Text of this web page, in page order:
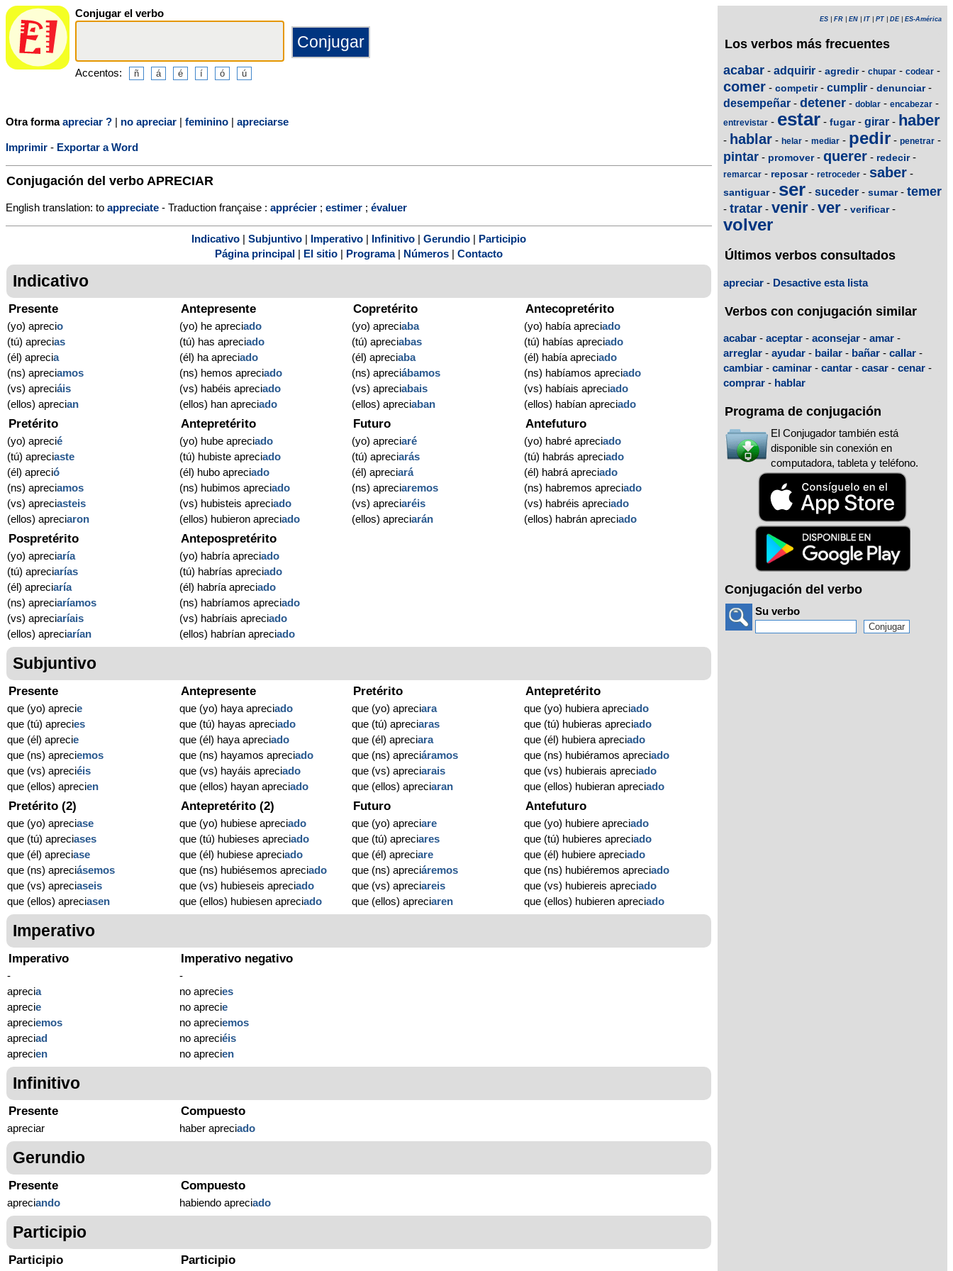
Conjugar el verbo
Accentos:
Otra formaapreciar ? | no apreciar | feminino | apreciarse
Imprimir - Exportar a Word
Conjugación del verbo APRECIAR
English translation: to appreciate - Traduction française : apprécier ; estimer ; évaluer
Indicativo Subjuntivo Imperativo Infinitivo Gerundio
Participio
Página principal
El sitio Programa| Números Contacto
Indicativo
Presente
(yo) aprecio
(tú) aprecias
(él) aprecia
(ns) apreciamos
(vs) apreciáis
(ellos) aprecian
Antepresente
(yo) he apreciado
(tú) has apreciado
(él) ha apreciado
(ns) hemos apreciado
(vs) habéis apreciado
(ellos) han apreciado
Copretérito
(yo) apreciaba
(tú) apreciabas
(él) apreciaba
(ns) apreciábamos
(vs) apreciabais
(ellos) apreciaban
Antecopretérito
(yo) había apreciado
(tú) habías apreciado
(él) había apreciado
(ns) habíamos apreciado
(vs) habíais apreciado
(ellos) habían apreciado
Pretérito
(yo) aprecié
(tú) apreciaste
(él) apreció
(ns) apreciamos
(vs) apreciasteis
(ellos) apreciaron
Antepretérito
(yo) hube apreciado
(tú) hubiste apreciado
(él) hubo apreciado
(ns) hubimos apreciado
(vs) hubisteis apreciado
(ellos) hubieron apreciado
Futuro
(yo) apreciaré
(tú) apreciarás
(él) apreciará
(ns) apreciaremos
(vs) apreciaréis
(ellos) apreciarán
Antefuturo
(yo) habré apreciado
(tú) habrás apreciado
(él) habrá apreciado
(ns) habremos apreciado
(vs) habréis apreciado
(ellos) habrán apreciado
Pospretérito
(yo) apreciaría
(tú) apreciarías
(él) apreciaría
(ns) apreciaríamos
(vs) apreciaríais
(ellos) apreciarían
Antepospretérito
(yo) habría apreciado
(tú) habrías apreciado
(él) habría apreciado
(ns) habríamos apreciado
(vs) habríais apreciado
(ellos) habrían apreciado
Subjuntivo
Presente
que (yo) aprecie
que (tú) aprecies
que (él) aprecie
que (ns) apreciemos
que (vs) apreciéis
que (ellos) aprecien
Antepresente
que (yo) haya apreciado
que (tú) hayas apreciado
que (él) haya apreciado
que (ns) hayamos apreciado
que (vs) hayáis apreciado
que (ellos) hayan apreciado
Pretérito
que (yo) apreciara
que (tú) apreciaras
que (él) apreciara
que (ns) apreciáramos
que (vs) apreciarais
que (ellos) apreciaran
Antepretérito
que (yo) hubiera apreciado
que (tú) hubieras apreciado
que (él) hubiera apreciado
que (ns) hubiéramos apreciado
que (vs) hubierais apreciado
que (ellos) hubieran apreciado
Pretérito (2)
que (yo) apreciase
que (tú) apreciases
que (él) apreciase
que (ns) apreciásemos
que (vs) apreciaseis
que (ellos) apreciasen
Antepretérito (2)
que (yo) hubiese apreciado
que (tú) hubieses apreciado
que (él) hubiese apreciado
que (ns) hubiésemos apreciado
que (vs) hubieseis apreciado
que (ellos) hubiesen apreciado
Futuro
que (yo) apreciare
que (tú) apreciares
que (él) apreciare
que (ns) apreciáremos
que (vs) apreciareis
que (ellos) apreciaren
Antefuturo
que (yo) hubiere apreciado
que (tú) hubieres apreciado
que (él) hubiere apreciado
que (ns) hubiéremos apreciado
que (vs) hubiereis apreciado
que (ellos) hubieren apreciado
Imperativo
Imperativo
-
aprecia
aprecie
apreciemos
apreciad
aprecien
Imperativo negativo
-
no aprecies
no aprecie
no apreciemos
no apreciéis
no aprecien
Infinitivo
Presente
apreciar
Compuesto
haber apreciado
Gerundio
Presente
apreciando
Compuesto
habiendo apreciado
Participio
Participio Participio
ES FR EN IT PT DE| ES-América
Los verbos más frecuentes
acabar - adquirir - agredir- chupar - codear -
comer - competir- cumplir - denunciar-
desempeñar - detener - doblar - encabezar -
entrevistar - estar - fugar- girar - haber
- hablar - helar - mediar - pedir - penetrar -
pintar - promover- querer - redecir-
remarcar - reposar- retroceder - saber -
santiguar- ser - suceder - sumar- temer
- tratar - venir - ver - verificar-
volver
Últimos verbos consultados
apreciar - Desactive esta lista
Verbos con conjugación similar
acabar - aceptar - aconsejar - amar -
arreglar - ayudar - bailar - bañar - callar -
cambiar - caminar - cantar - casar - cenar -
comprar - hablar
Programa de conjugación
El Conjugador también está
disponible sin conexión en
computadora, tableta y teléfono.
Conjugación del verbo
Su verbo